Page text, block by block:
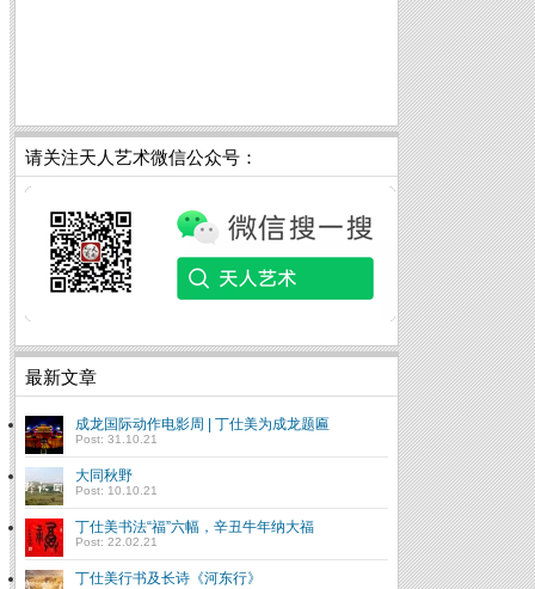
请关注天人艺术微信公众号：
最新文章
成龙国际动作电影周 | 丁仕美为成龙题匾
Post: 31.10.21
大同秋野
Post: 10.10.21
丁仕美书法“福”六幅，辛丑牛年纳大福
Post: 22.02.21
丁仕美行书及长诗《河东行》